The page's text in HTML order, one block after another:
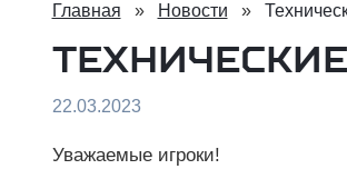
Главная » Новости »
22.03.2023
Уважаемые игроки!